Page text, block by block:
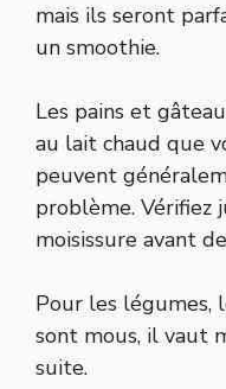
mais ils seront
un smoothie.
Les pains et
au lait chaud que
peuvent
problème. Vérifiez
moisissure avant
Pour les légumes,
sont mous, il vaut
suite.